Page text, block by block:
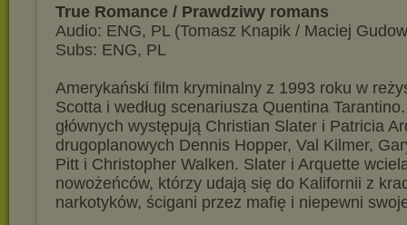
True Romance / Prawdziwy romans
Audio: ENG, PL (Tomasz Knapik / Maciej
Subs: ENG, PL
Amerykański film kryminalny z 1993 roku w
Scotta i według scenariusza Quentina
głównych występują Christian Slater i Patricia
drugoplanowych Dennis Hopper, Val Kilmer,
Pitt i Christopher Walken. Slater i Arquette
nowożeńców, którzy udają się do Kalifornii z
narkotyków, ścigani przez mafię i niepewni